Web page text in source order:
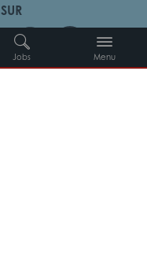
Jobs Menu